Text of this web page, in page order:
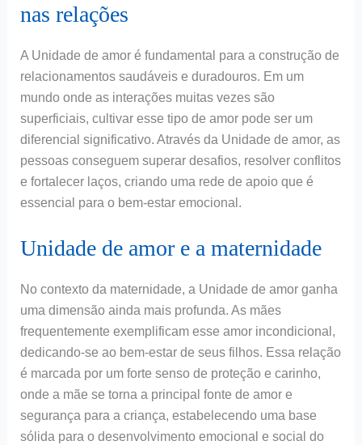
nas relações
A Unidade de amor é fundamental para a construção de
relacionamentos saudáveis e duradouros. Em um
mundo onde as interações muitas vezes são
superficiais, cultivar esse tipo de amor pode ser um
diferencial significativo. Através da Unidade de amor, as
pessoas conseguem superar desafios, resolver conflitos
e fortalecer laços, criando uma rede de apoio que é
essencial para o bem-estar emocional.
Unidade de amor e a maternidade
No contexto da maternidade, a Unidade de amor ganha
uma dimensão ainda mais profunda. As mães
frequentemente exemplificam esse amor incondicional,
dedicando-se ao bem-estar de seus filhos. Essa relação
é marcada por um forte senso de proteção e carinho,
onde a mãe se torna a principal fonte de amor e
segurança para a criança, estabelecendo uma base
sólida para o desenvolvimento emocional e social do